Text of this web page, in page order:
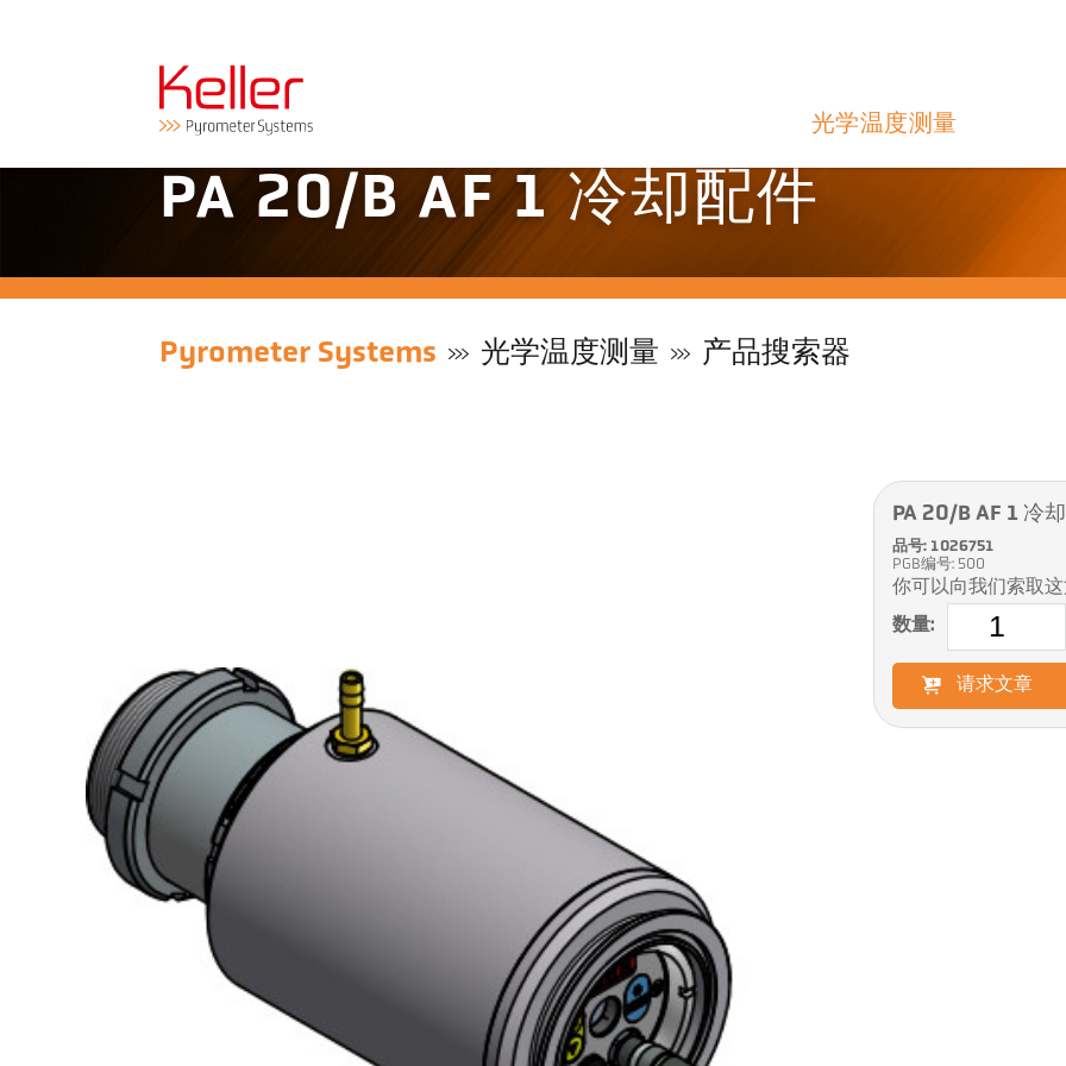
光学温度测量
PA 20/B AF 1 冷却配件
Pyrometer Systems 光学温度测量 产品搜索器
PA 20/B AF 1 冷
品号: 1026751
PGB编号: 500
你可以向我们索取
数量:
请求文章